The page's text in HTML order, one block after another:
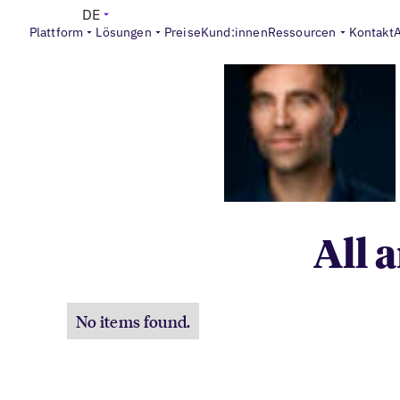
Plattform Lösungen PreiseKund:innenRessourcen Kontakt
DE
All
No items found.